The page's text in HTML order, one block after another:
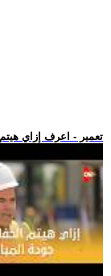
.. تعمير - اعرف إزاي